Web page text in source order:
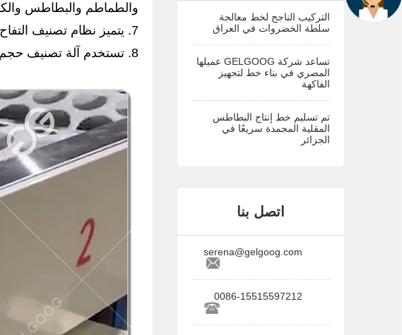
والطماطم والبطاطس
7. يتميز نظام تصنيف التفاح بكفاءة عمل عالية وتشغيل بسيط، ما عليك سوى وضع الفاكهة لإكمال العمل.
8. تستخدم آلة تصنيف حجم فاكهة التفاح محركات معروفة، مع عمر خدمة طويل ومعدل فشل منخفض.
التركيب الناجح لخط معالجة
سلطة الخضروات في العراق
تساعد شركة GELGOOG عميلها
المصري في بناء خط لتجهيز
الفاكهة
تم تسليم خط إنتاج البطاطس
المقلية المجمدة سريعًا في
الجزائر
اتصل بنا
serena@gelgoog.com
0086-15515597212